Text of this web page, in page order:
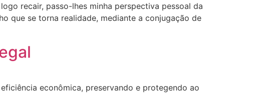
recair, passo-lhes minha perspectiva pessoal da
que se torna realidade, mediante a conjugação de
econômica, preservando e protegendo ao